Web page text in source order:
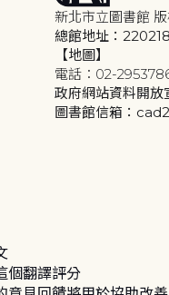
新北市立圖書館
總館地址：
【地圖】
電話：02-
政府網站資料開放
圖書館信箱：
個翻譯評分